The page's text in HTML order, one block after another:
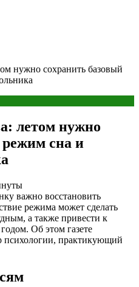
нужно сохранить базовый
летом нужно
режим сна и
важно восстановить
режима может сделать
а также привести к
Об этом газете
психологии, практикующий